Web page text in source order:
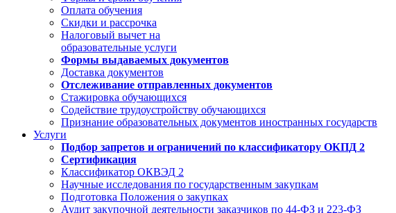
Оплата обучения
Скидки и рассрочка
Налоговый вычет на
образовательные услуги
Формы выдаваемых документов
Доставка документов
Отслеживание отправленных документов
Стажировка обучающихся
Содействие трудоустройству обучающихся
Признание образовательных документов иностранных государств
Услуги
Подбор запретов и ограничений по классификатору ОКПД 2
Сертификация
Классификатор ОКВЭД 2
Научные исследования по государственным закупкам
Подготовка Положения о закупках
Аудит закупочной деятельности заказчиков по 44-ФЗ и 223-ФЗ